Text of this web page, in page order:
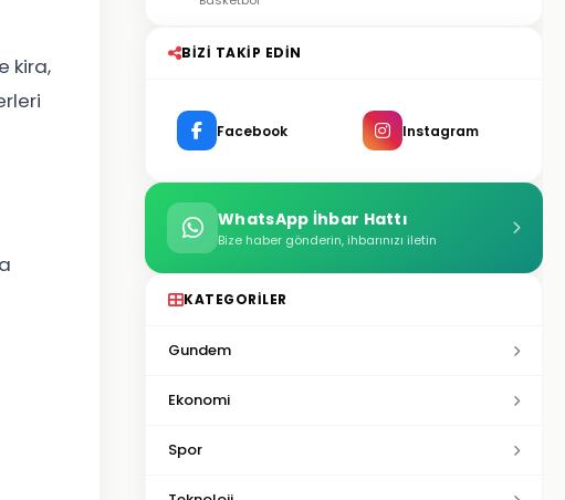
kira,
BIZI TAKIP EDIN
Facebook Instagram
WhatsApp İhbar Hattı
Bize haber gönderin, ihbarınızı iletin
KATEGORILER
Gundem
Ekonomi
Spor